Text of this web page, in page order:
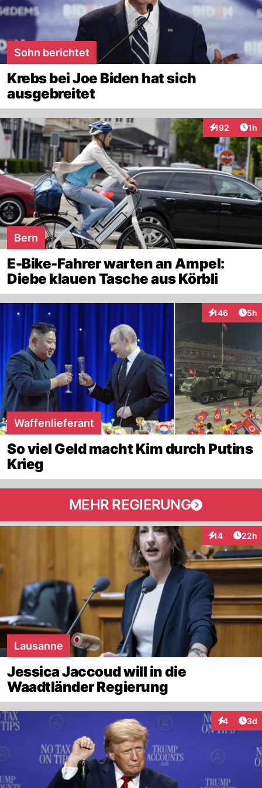
Sohn berichtet
Krebs bei Joe Biden hat sich
ausgebreitet
192
Interaktionen
1h
Bern
E-Bike-Fahrer warten an Ampel:
Diebe klauen Tasche aus Körbli
146
Interaktionen
5h
Waffenlieferant
So viel Geld macht Kim durch Putins
Krieg
MEHR REGIERUNG
14
Interaktionen
22h
Lausanne
Jessica Jaccoud will in die
Waadtländer Regierung
4 3d